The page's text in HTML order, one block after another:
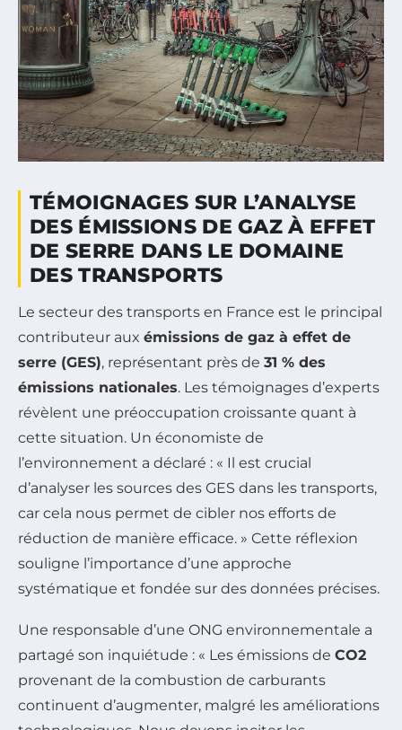
TÉMOIGNAGES SUR L’ANALYSE
DES ÉMISSIONS DE GAZ À EFFET
DE SERRE DANS LE DOMAINE
DES TRANSPORTS
Le secteur des transports en France est le principal
contributeur aux émissions de gaz à effet de
serre (GES), représentant près de 31 % des
émissions nationales. Les témoignages d’experts
révèlent une préoccupation croissante quant à
cette situation. Un économiste de
l’environnement a déclaré : « Il est crucial
d’analyser les sources des GES dans les transports,
car cela nous permet de cibler nos efforts de
réduction de manière efficace. » Cette réflexion
souligne l’importance d’une approche
systématique et fondée sur des données précises.
Une responsable d’une ONG environnementale a
partagé son inquiétude : « Les émissions de CO2
provenant de la combustion de carburants
continuent d’augmenter, malgré les améliorations